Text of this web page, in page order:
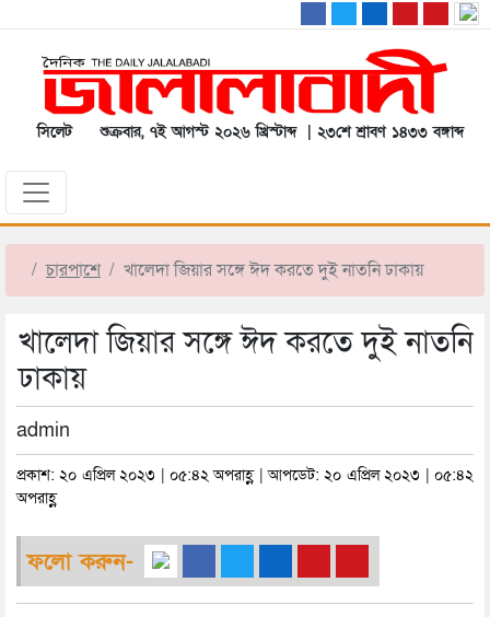
সিলেট শুক্রবার, ৭ই আগস্ট ২০২৬ খ্রিস্টাব্দ | ২৩শে শ্রাবণ ১৪৩৩ বঙ্গাব্দ
চারপাশে খালেদা জিয়ার সঙ্গে ঈদ করতে দুই নাতনি ঢাকায়
খালেদা জিয়ার সঙ্গে ঈদ করতে দুই নাতনি
ঢাকায়
admin
প্রকাশ: ২০ এপ্রিল ২০২৩ | ০৫:৪২ অপরাহ্ণ | আপডেট: ২০ এপ্রিল ২০২৩ | ০৫:৪২
অপরাহ্ণ
ফলো করুন-